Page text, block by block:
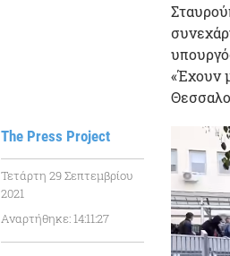
The Press Project
Τετάρτη 29 Σεπτεμβρίου
2021
Αναρτήθηκε: 14:11:27
«Έχουν